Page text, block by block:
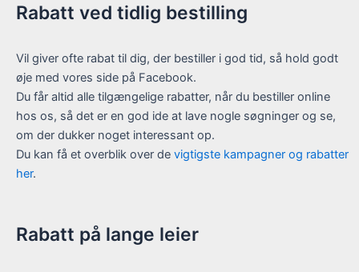
Rabatt ved tidlig bestilling
Vil giver ofte rabat til dig, der bestiller i god tid, så hold godt
øje med vores side på Facebook.
Du får altid alle tilgængelige rabatter, når du bestiller online
hos os, så det er en god ide at lave nogle søgninger og se,
om der dukker noget interessant op.
Du kan få et overblik over de vigtigste kampagner og rabatter
her.
Rabatt på lange leier